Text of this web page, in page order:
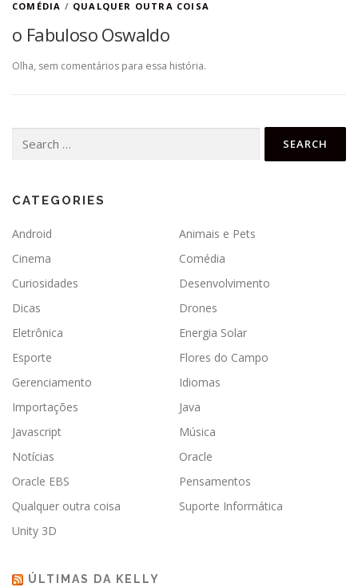
COMÉDIA / QUALQUER OUTRA COISA
o Fabuloso Oswaldo
Olha, sem comentários para essa história.
for:
CATEGORIES
Android
Animais e Pets
Cinema
Comédia
Curiosidades
Desenvolvimento
Dicas
Drones
Eletrônica
Energia Solar
Esporte
Flores do Campo
Gerenciamento
Idiomas
Importações
Java
Javascript
Música
Notícias
Oracle
Oracle EBS
Pensamentos
Qualquer outra coisa
Suporte Informática
Unity 3D
ÚLTIMAS DA KELLY